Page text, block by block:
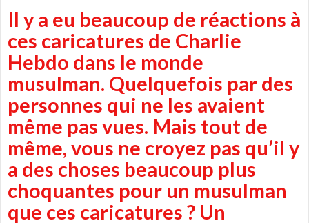
Il y a eu beaucoup de réactions à
ces caricatures de Charlie
Hebdo dans le monde
musulman. Quelquefois par des
personnes qui ne les avaient
même pas vues. Mais tout de
même, vous ne croyez pas qu’il y
a des choses beaucoup plus
choquantes pour un musulman
que ces caricatures ? Un